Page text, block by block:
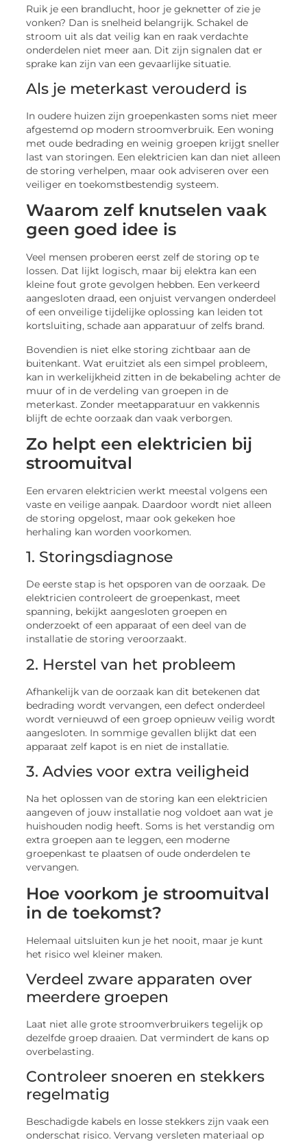
Ruik je een brandlucht, hoor je geknetter of zie je
vonken? Dan is snelheid belangrijk. Schakel de
stroom uit als dat veilig kan en raak verdachte
onderdelen niet meer aan. Dit zijn signalen dat er
sprake kan zijn van een gevaarlijke situatie.
Als je meterkast verouderd is
In oudere huizen zijn groepenkasten soms niet meer
afgestemd op modern stroomverbruik. Een woning
met oude bedrading en weinig groepen krijgt sneller
last van storingen. Een elektricien kan dan niet alleen
de storing verhelpen, maar ook adviseren over een
veiliger en toekomstbestendig systeem.
Waarom zelf knutselen vaak
geen goed idee is
Veel mensen proberen eerst zelf de storing op te
lossen. Dat lijkt logisch, maar bij elektra kan een
kleine fout grote gevolgen hebben. Een verkeerd
aangesloten draad, een onjuist vervangen onderdeel
of een onveilige tijdelijke oplossing kan leiden tot
kortsluiting, schade aan apparatuur of zelfs brand.
Bovendien is niet elke storing zichtbaar aan de
buitenkant. Wat eruitziet als een simpel probleem,
kan in werkelijkheid zitten in de bekabeling achter de
muur of in de verdeling van groepen in de
meterkast. Zonder meetapparatuur en vakkennis
blijft de echte oorzaak dan vaak verborgen.
Zo helpt een elektricien bij
stroomuitval
Een ervaren elektricien werkt meestal volgens een
vaste en veilige aanpak. Daardoor wordt niet alleen
de storing opgelost, maar ook gekeken hoe
herhaling kan worden voorkomen.
1. Storingsdiagnose
De eerste stap is het opsporen van de oorzaak. De
elektricien controleert de groepenkast, meet
spanning, bekijkt aangesloten groepen en
onderzoekt of een apparaat of een deel van de
installatie de storing veroorzaakt.
2. Herstel van het probleem
Afhankelijk van de oorzaak kan dit betekenen dat
bedrading wordt vervangen, een defect onderdeel
wordt vernieuwd of een groep opnieuw veilig wordt
aangesloten. In sommige gevallen blijkt dat een
apparaat zelf kapot is en niet de installatie.
3. Advies voor extra veiligheid
Na het oplossen van de storing kan een elektricien
aangeven of jouw installatie nog voldoet aan wat je
huishouden nodig heeft. Soms is het verstandig om
extra groepen aan te leggen, een moderne
groepenkast te plaatsen of oude onderdelen te
vervangen.
Hoe voorkom je stroomuitval
in de toekomst?
Helemaal uitsluiten kun je het nooit, maar je kunt
het risico wel kleiner maken.
Verdeel zware apparaten over
meerdere groepen
Laat niet alle grote stroomverbruikers tegelijk op
dezelfde groep draaien. Dat vermindert de kans op
overbelasting.
Controleer snoeren en stekkers
regelmatig
Beschadigde kabels en losse stekkers zijn vaak een
onderschat risico. Vervang versleten materiaal op